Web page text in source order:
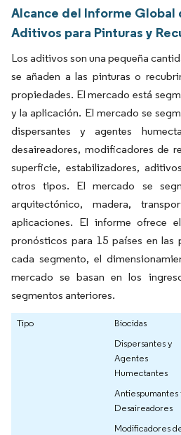
Alcance del Informe Global
Aditivos para Pinturas y
Los aditivos son una pequeña
se añaden a las pinturas o
propiedades. El mercado está
y la aplicación. El mercado se
dispersantes y agentes
desaireadores, modificadores de
superficie, estabilizadores,
otros tipos. El mercado se
arquitectónico, madera,
aplicaciones. El informe ofrece
pronósticos para 15 países en las
cada segmento, el
mercado se basan en los
segmentos anteriores.
Tipo
Biocidas
Dispersantes y
Agentes
Humectantes
Antiespumantes
Desaireadores
Modificadores